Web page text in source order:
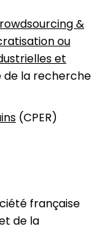
&
ou
et
de la recherche
(CPER)
française
de la